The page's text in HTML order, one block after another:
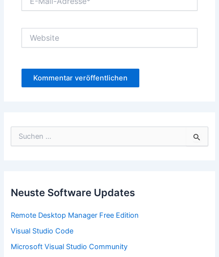
Mail-
n
h
:
Neuste Software Updates
Remote Desktop Manager Free Edition
Visual Studio Code
Microsoft Visual Studio Community